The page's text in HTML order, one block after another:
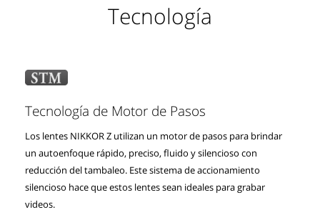
Tecnología
Tecnología de Motor de Pasos
Los lentes NIKKOR Z utilizan un motor de pasos para brindar
un autoenfoque rápido, preciso, fluido y silencioso con
reducción del tambaleo. Este sistema de accionamiento
silencioso hace que estos lentes sean ideales para grabar
videos.